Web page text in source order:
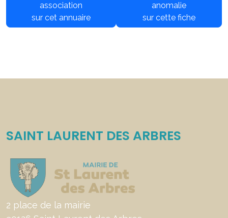
association
sur cet annuaire
anomalie
sur cette fiche
SAINT LAURENT DES ARBRES
2 place de la mairie